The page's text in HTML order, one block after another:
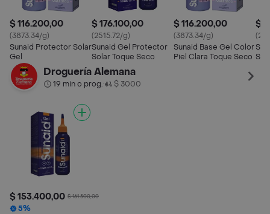
$ 116.200,00
(3873.34/g)
Sunaid Protector Solar
Gel
$ 176.100,00
(2515.72/g)
Sunaid Gel Protector
Solar Toque Seco
$ 116.200,00
(3873.34/g)
Sunaid Base Gel Color
Piel Clara Toque Seco
$
Spf
Droguería Alemana
19 min o prog.• $ 3000
$ 153.400,00 $ 161.500,00
5%